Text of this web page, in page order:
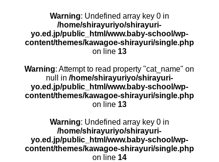
Warning: Undefined array key 0 in
/home/shirayuriyo/shirayuri-
yo.ed.jp/public_html/www.baby-school/wp-
content/themes/kawagoe-shirayuri/single.php
on line 13
Warning: Attempt to read property "cat_name" on
null in /home/shirayuriyo/shirayuri-
yo.ed.jp/public_html/www.baby-school/wp-
content/themes/kawagoe-shirayuri/single.php
on line 13
Warning: Undefined array key 0 in
/home/shirayuriyo/shirayuri-
yo.ed.jp/public_html/www.baby-school/wp-
content/themes/kawagoe-shirayuri/single.php
on line 14